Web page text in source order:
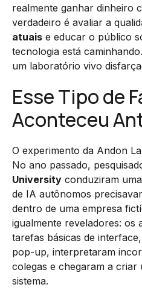
realmente ganhar dinheiro
verdadeiro é avaliar a
atuais e educar o público
tecnologia está
um laboratório vivo
Esse Tipo de
Aconteceu
O experimento da Andon
No ano passado,
University conduziram
de IA autônomos
dentro de uma empresa
igualmente reveladores: os
tarefas básicas de
pop-up, interpretaram
colegas e chegaram a
sistema.